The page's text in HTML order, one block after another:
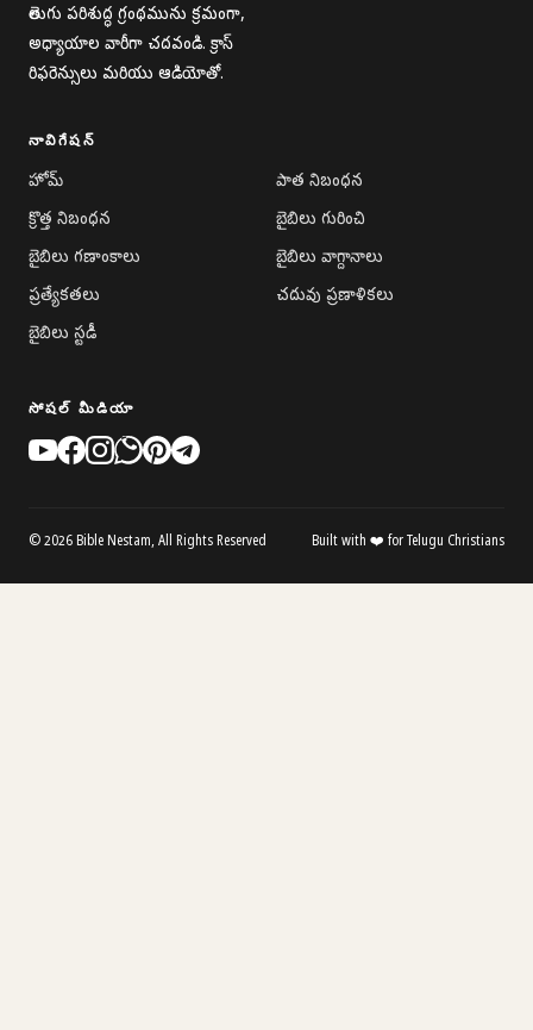
తెలుగు పరిశుద్ధ గ్రంథమును క్రమంగా,
అధ్యాయాల వారీగా చదవండి. క్రాస్
రిఫరెన్సులు మరియు ఆడియోతో.
నావిగేషన్
హోమ్
పాత నిబంధన
క్రొత్త నిబంధన
బైబిలు గురించి
బైబిలు గణాంకాలు
బైబిలు వాగ్దానాలు
ప్రత్యేకతలు
చదువు ప్రణాళికలు
బైబిలు స్టడీ
సోషల్ మీడియా
© 2026 Bible Nestam, All Rights Reserved Built with ❤️ for Telugu Christians